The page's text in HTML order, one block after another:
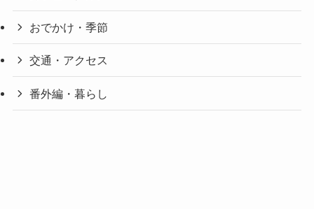
おでかけ・季節
交通・アクセス
番外編・暮らし